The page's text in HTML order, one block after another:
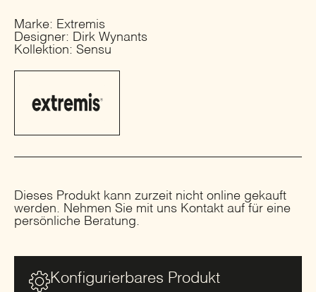
Marke: Extremis
Designer: Dirk Wynants
Kollektion: Sensu
Dieses Produkt kann zurzeit nicht online gekauft
werden. Nehmen Sie mit uns Kontakt auf für eine
persönliche Beratung.
Konfigurierbares Produkt